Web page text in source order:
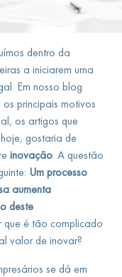
dentro da
a iniciarem uma
Em nosso blog
principais motivos
os artigos que
gostaria de
inovação. A questão
Um processo
aumenta
deste
que é tão complicado
valor de inovar?
se dá em